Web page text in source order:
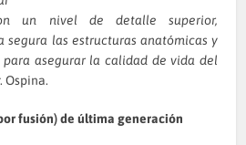
un nivel de detalle superior,
segura las estructuras anatómicas y
para asegurar la calidad de vida del
Ospina.
fusión) de última generación